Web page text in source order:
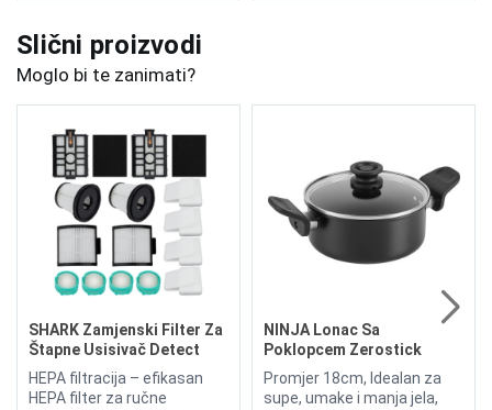
Slični proizvodi
Moglo bi te zanimati?
SHARK Zamjenski Filter Za
Štapne Usisivač Detect
Pro Serije
HEPA filtracija – efikasan
HEPA filter za ručne
NINJA Lonac Sa
Poklopcem Zerostick
Classic 18cm CW50218DE
Promjer 18cm, Idealan za
supe, umake i manja jela,